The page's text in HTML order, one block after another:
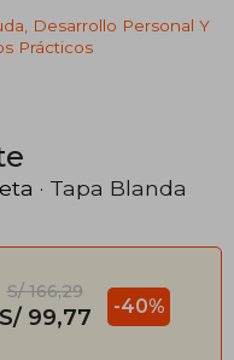
Desarrollo Personal Y
Prácticos
· Tapa Blanda
S/ 166,29
S/ 99,77 -40%